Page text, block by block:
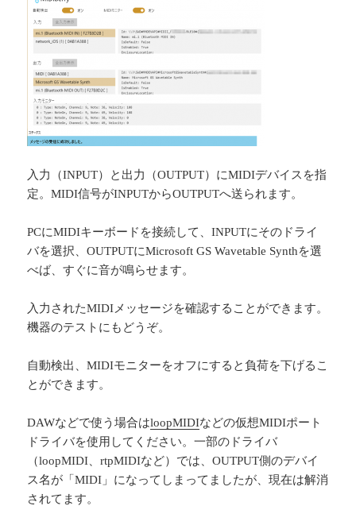
入力（INPUT）と出力（OUTPUT）にMIDIデバイスを指
定。MIDI信号がINPUTからOUTPUTへ送られます。
PCにMIDIキーボードを接続して、INPUTにそのドライ
バを選択、OUTPUTにMicrosoft GS Wavetable Synthを選
べば、すぐに音が鳴らせます。
入力されたMIDIメッセージを確認することができます。
機器のテストにもどうぞ。
自動検出、MIDIモニターをオフにすると負荷を下げるこ
とができます。
DAWなどで使う場合はloopMIDIなどの仮想MIDIポート
ドライバを使用してください。一部のドライバ
（loopMIDI、rtpMIDIなど）では、OUTPUT側のデバイ
ス名が「MIDI」になってしまってましたが、現在は解消
されてます。